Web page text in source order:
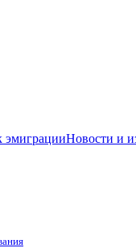
эмиграцииНовости и